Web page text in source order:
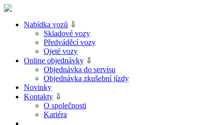
Nabídka vozů ⇩
Skladové vozy
Předváděcí vozy
Ojeté vozy
Online objednávky ⇩
Objednávka do servisu
Objednávka zkušební jízdy
Novinky
Kontakty ⇩
O společnosti
Kariéra